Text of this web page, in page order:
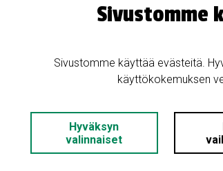
Makuuhuoneita: 3
Kylpyhuoneita: 2
Sivustomme
Sivustomme käyttää evästeitä.
käyttökokemuksen
Hyväksyn
valinnaiset